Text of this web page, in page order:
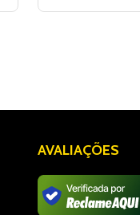
AVALIAÇÕES